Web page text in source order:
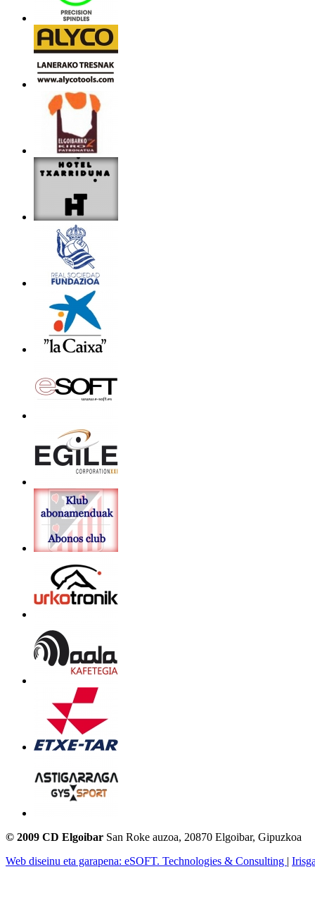
© 2009 CD Elgoibar San Roke auzoa, 20870 Elgoibar, Gipuzkoa
Web diseinu eta garapena: eSOFT. Technologies & Consulting |